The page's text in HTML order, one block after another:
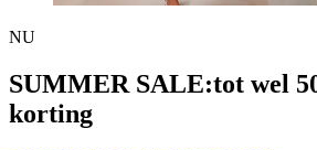
NU
SUMMER SALE:tot wel
korting